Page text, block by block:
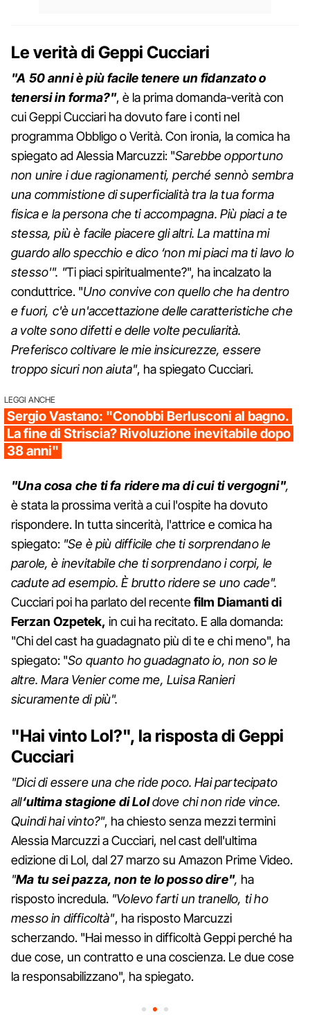
Le verità di Geppi Cucciari
"A 50 anni è più facile tenere un fidanzato o
tenersi in forma?", è la prima domanda-verità con
cui Geppi Cucciari ha dovuto fare i conti nel
programma Obbligo o Verità. Con ironia, la comica ha
spiegato ad Alessia Marcuzzi: "Sarebbe opportuno
non unire i due ragionamenti, perché sennò sembra
una commistione di superficialità tra la tua forma
fisica e la persona che ti accompagna. Più piaci a te
stessa, più è facile piacere gli altri. La mattina mi
guardo allo specchio e dico ‘non mi piaci ma ti lavo lo
stesso'". "Ti piaci spiritualmente?", ha incalzato la
conduttrice. "Uno convive con quello che ha dentro
e fuori, c'è un'accettazione delle caratteristiche che
a volte sono difetti e delle volte peculiarità.
Preferisco coltivare le mie insicurezze, essere
troppo sicuri non aiuta", ha spiegato Cucciari.
LEGGI ANCHE
Sergio Vastano: "Conobbi Berlusconi al bagno.
La fine di Striscia? Rivoluzione inevitabile dopo
38 anni"
"Una cosa che ti fa ridere ma di cui ti vergogni",
è stata la prossima verità a cui l'ospite ha dovuto
rispondere. In tutta sincerità, l'attrice e comica ha
spiegato: "Se è più difficile che ti sorprendano le
parole, è inevitabile che ti sorprendano i corpi, le
cadute ad esempio. È brutto ridere se uno cade".
Cucciari poi ha parlato del recentefilm Diamanti di
Ferzan Ozpetek, in cui ha recitato. E alla domanda:
"Chi del cast ha guadagnato più di te e chi meno", ha
spiegato: "So quanto ho guadagnato io, non so le
altre. Mara Venier come me, Luisa Ranieri
sicuramente di più".
"Hai vinto Lol?", la risposta di Geppi
Cucciari
"Dici di essere una che ride poco. Hai partecipato
all‘ultima stagione di Loldove chi non ride vince.
Quindi hai vinto?", ha chiesto senza mezzi termini
Alessia Marcuzzi a Cucciari, nel cast dell'ultima
edizione di Lol, dal 27 marzo su Amazon Prime Video.
"Ma tu sei pazza, non te lo posso dire", ha
risposto incredula. "Volevo farti un tranello, ti ho
messo in difficoltà", ha risposto Marcuzzi
scherzando. "Hai messo in difficoltà Geppi perché ha
due cose, un contratto e una coscienza. Le due cose
la responsabilizzano", ha spiegato.